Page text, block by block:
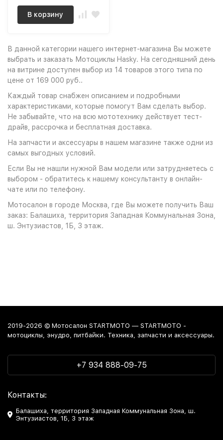
В корзину
В данной категории нашего интернет-магазина Вы можете
выбрать и заказать Мотоциклы Hasky. На сегодняшний день
на витрине доступен выбор из 14 товаров этого типа по
цене от 169 000 руб..
Каждый товар снабжен описанием и подробными
характеристиками, которые помогут Вам сделать выбор.
Не забывайте, что на всю мототехнику действует тест-
драйв, рассрочка и бесплатная доставка.
На запчасти и аксессуары в нашем магазине также одни из
самых выгодных условий.
Если Вы не нашли нужной Вам модели или затрудняетесь с
выбором - обратитесь к нашему консультанту в онлайн-
чате или по телефону.
Мотосалон в городе Москва, где Вы можете получить Ваш
заказ: Балашиха, территория Западная Коммунальная Зона,
ш. Энтузиастов, 1Б, 3 этаж.
2019-2026 © Мотосалон STARTMOTO — STARTMOTO -
мотоциклы, энудро, питбайки. Техника, запчасти и аксессуары.
+7 934 888-09-75
Контакты:
Балашиха, территория Западная Коммунальная Зона, ш.
Энтузиастов, 1Б, 3 этаж